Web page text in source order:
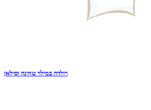
רולדה במילוי טחינה וסילאן